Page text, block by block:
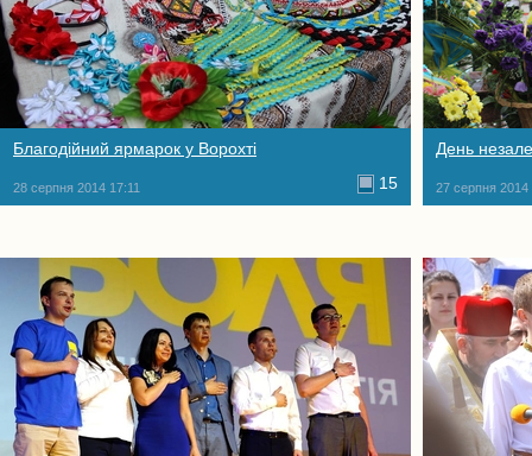
Благодійний ярмарок у Ворохті
28 серпня 2014 17:11 15
День
27 серпня 2014